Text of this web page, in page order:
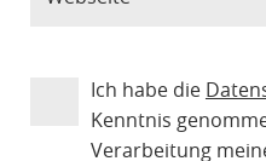
Ich habe die
Kenntnis
Verarbeitung